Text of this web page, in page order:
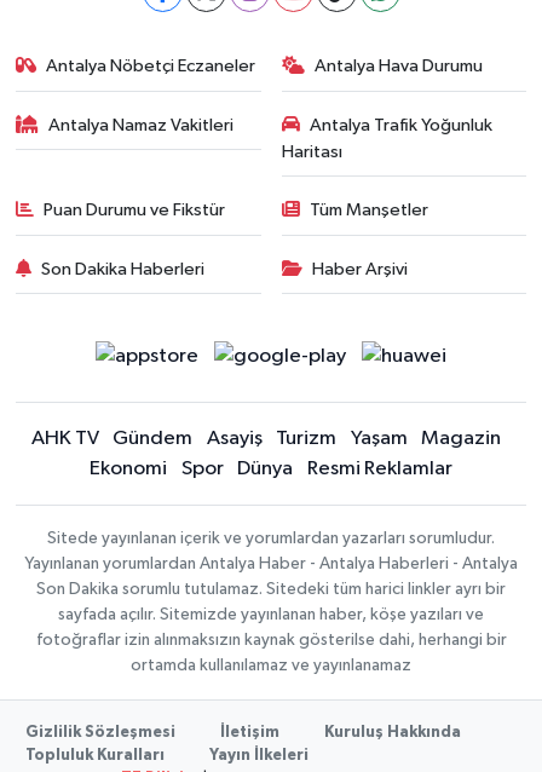
Antalya Nöbetçi Eczaneler Antalya Hava Durumu
Antalya Namaz Vakitleri
Antalya Trafik Yoğunluk
Haritası
Puan Durumu ve Fikstür Tüm Manşetler
Son Dakika Haberleri Haber Arşivi
AHK TV Gündem Asayiş Turizm Yaşam
Magazin
Ekonomi
Spor Dünya Resmi Reklamlar
Sitede yayınlanan içerik ve yorumlardan yazarları sorumludur.
Yayınlanan yorumlardan Antalya Haber - Antalya Haberleri - Antalya
Son Dakika sorumlu tutulamaz. Sitedeki tüm harici linkler ayrı bir
sayfada açılır. Sitemizde yayınlanan haber, köşe yazıları ve
fotoğraflar izin alınmaksızın kaynak gösterilse dahi, herhangi bir
ortamda kullanılamaz ve yayınlanamaz
Gizlilik Sözleşmesi İletişim
Kuruluş Hakkında
Topluluk Kuralları
Yayın İlkeleri